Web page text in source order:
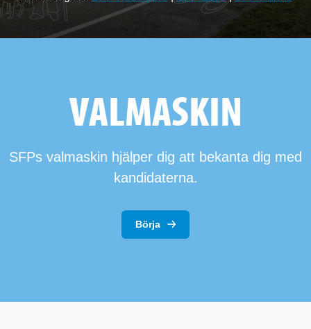
VALMASKIN
SFPs valmaskin hjälper dig att bekanta dig med
kandidaterna.
Börja